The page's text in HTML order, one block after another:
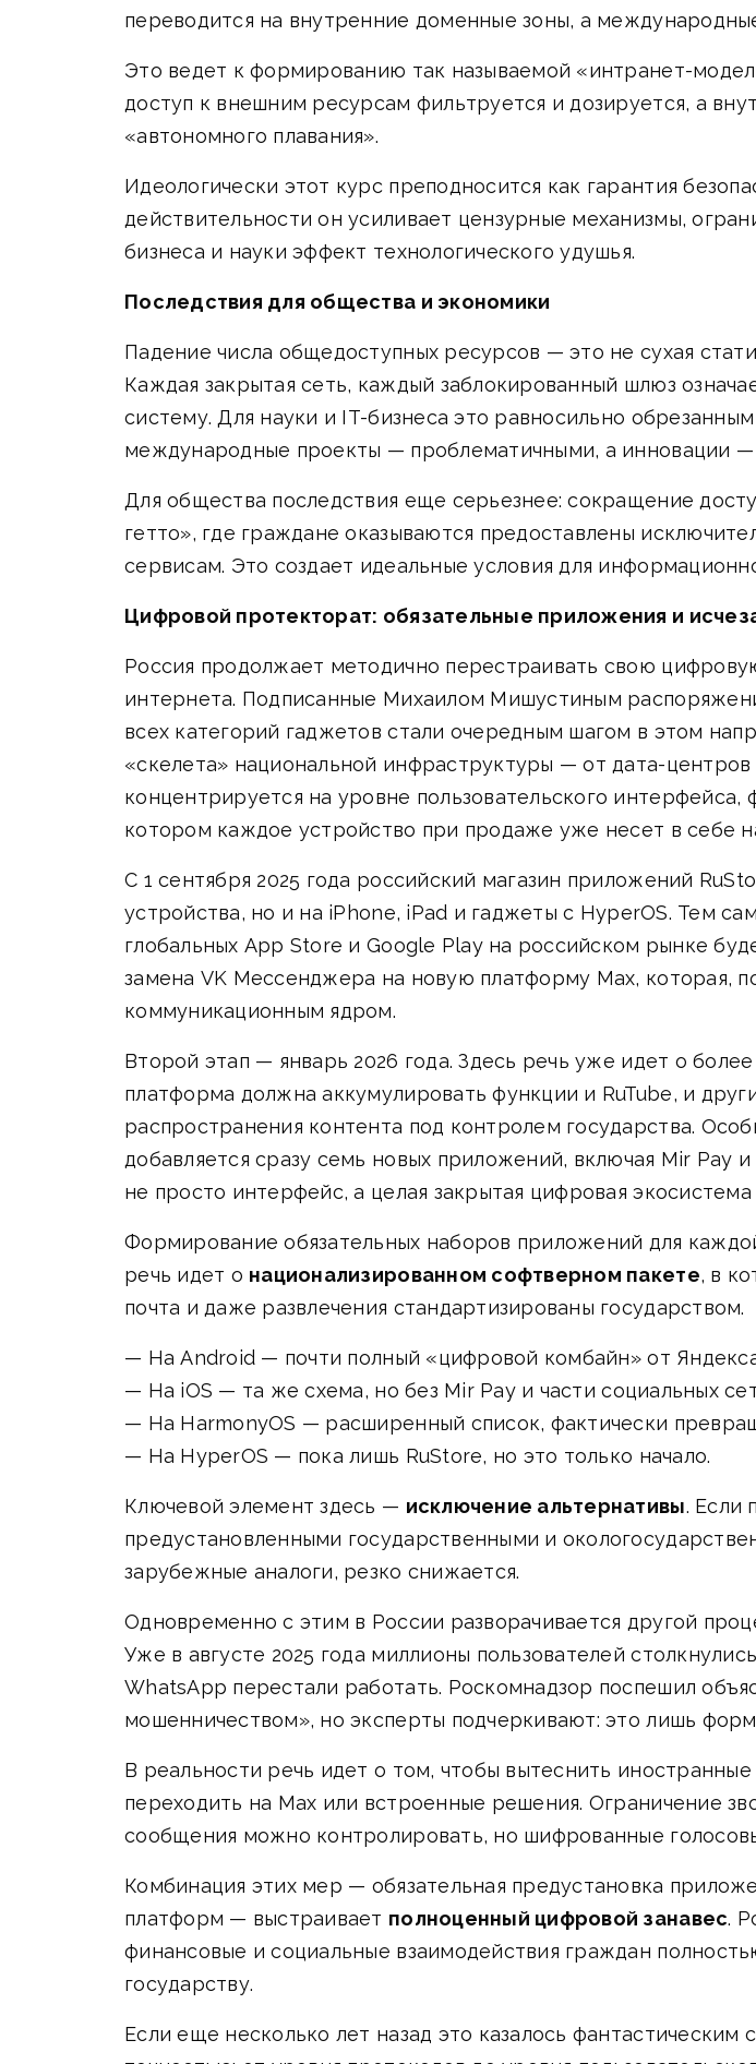
переводится на внутренние доменные зоны, а
Это ведет к формированию так называемой «интранет-
доступ к внешним ресурсам фильтруется и дозируется, а
«автономного плавания».
Идеологически этот курс преподносится как гарантия
действительности он усиливает цензурные механизмы,
бизнеса и науки эффект технологического удушья.
Последствия для общества и экономики
Падение числа общедоступных ресурсов — это не сухая
Каждая закрытая сеть, каждый заблокированный шлюз
систему. Для науки и IT-бизнеса это равносильно
международные проекты — проблематичными, а инновации —
Для общества последствия еще серьезнее: сокращение
гетто», где граждане оказываются предоставлены
сервисам. Это создает идеальные условия для
Цифровой протекторат: обязательные приложения и
Россия продолжает методично перестраивать свою
интернета. Подписанные Михаилом Мишустиным
всех категорий гаджетов стали очередным шагом в этом
«скелета» национальной инфраструктуры — от дата-
концентрируется на уровне пользовательского интерфейса,
котором каждое устройство при продаже уже несет в себе
С 1 сентября 2025 года российский магазин приложений
устройства, но и на iPhone, iPad и гаджеты с HyperOS. Тем
глобальных App Store и Google Play на российском рынке
замена VK Мессенджера на новую платформу Max, которая,
коммуникационным ядром.
Второй этап — январь 2026 года. Здесь речь уже идет о
платформа должна аккумулировать функции и RuTube, и
распространения контента под контролем государства.
добавляется сразу семь новых приложений, включая Mir Pay
не просто интерфейс, а целая закрытая цифровая
Формирование обязательных наборов приложений для
речь идет о национализированном софтверном пакете, в
почта и даже развлечения стандартизированы государством.
— На Android — почти полный «цифровой комбайн» от
— На iOS — та же схема, но без Mir Pay и части социальных
— На HarmonyOS — расширенный список, фактически
— На HyperOS — пока лишь RuStore, но это только начало.
Ключевой элемент здесь — исключение альтернативы. Если
предустановленными государственными и
зарубежные аналоги, резко снижается.
Одновременно с этим в России разворачивается другой
Уже в августе 2025 года миллионы пользователей
WhatsApp перестали работать. Роскомнадзор поспешил
мошенничеством», но эксперты подчеркивают: это лишь
В реальности речь идет о том, чтобы вытеснить
переходить на Max или встроенные решения. Ограничение
сообщения можно контролировать, но шифрованные
Комбинация этих мер — обязательная предустановка
платформ — выстраивает полноценный цифровой занавес.
финансовые и социальные взаимодействия граждан
государству.
Если еще несколько лет назад это казалось